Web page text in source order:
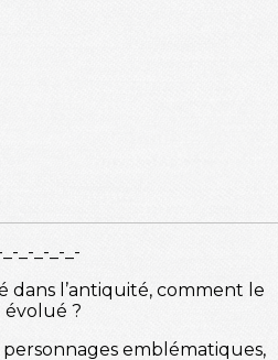
_-_-_-_-
dans l’antiquité, comment le
?
personnages emblématiques,